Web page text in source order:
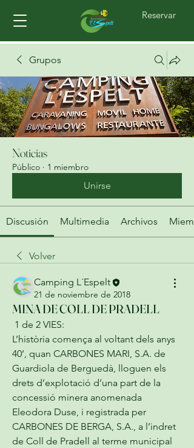
Reservar
Grupos
Noticias
Público · 1 miembro
Unirse
Discusión Multimedia Archivos
Volver
Camping L´Espelt
21 de noviembre de 2018
MINA DE COLL DE PRADELL
1 de 2 VIES:
L’història comença al voltant dels anys
40’, quan CARBONES MARI, S.A. de
Guardiola de Berguedà, lloguen els
drets d’explotació d’una part de la
concessió minera anomenada
Eleodora Duse, i registrada per
CARBONES DE BERGA, S.A., a l’indret
de Coll de Pradell al terme municipal